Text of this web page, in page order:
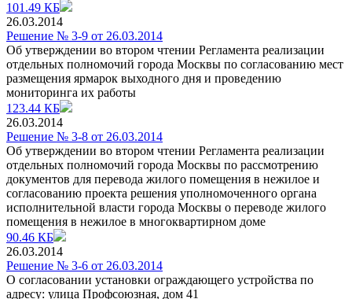
101.49 КБ
26.03.2014
Решение № 3-9 от 26.03.2014
Об утверждении во втором чтении Регламента реализации
отдельных полномочий города Москвы по согласованию мест
размещения ярмарок выходного дня и проведению
мониторинга их работы
123.44 КБ
26.03.2014
Решение № 3-8 от 26.03.2014
Об утверждении во втором чтении Регламента реализации
отдельных полномочий города Москвы по рассмотрению
документов для перевода жилого помещения в нежилое и
согласованию проекта решения уполномоченного органа
исполнительной власти города Москвы о переводе жилого
помещения в нежилое в многоквартирном доме
90.46 КБ
26.03.2014
Решение № 3-6 от 26.03.2014
О согласовании установки ограждающего устройства по
адресу: улица Профсоюзная, дом 41